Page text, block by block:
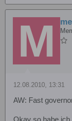
12.08.2010, 13:31
AW: Fast